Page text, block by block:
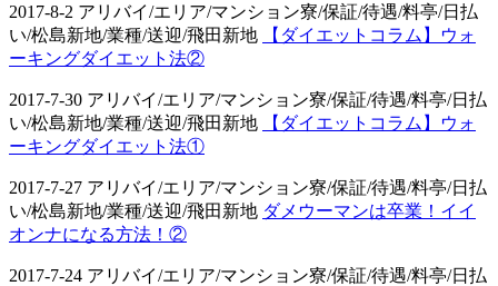
2017-8-2 アリバイ/エリア/マンション寮/保証/待遇/料亭/日払
い/松島新地/業種/送迎/飛田新地
【ダイエットコラム】ウォ
ーキングダイエット法②
2017-7-30 アリバイ/エリア/マンション寮/保証/待遇/料亭/日払
い/松島新地/業種/送迎/飛田新地
【ダイエットコラム】ウォ
ーキングダイエット法①
2017-7-27 アリバイ/エリア/マンション寮/保証/待遇/料亭/日払
い/松島新地/業種/送迎/飛田新地 ダメウーマンは卒業！イイ
オンナになる方法！②
2017-7-24 アリバイ/エリア/マンション寮/保証/待遇/料亭/日払